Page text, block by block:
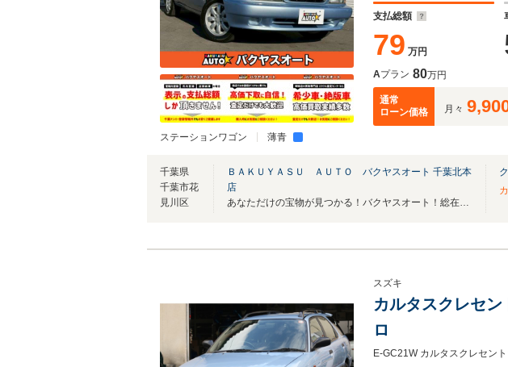
ステーションワゴン 薄青
支払総額
79 万円
Aプラン 80万円
通常
ローン価格
月々
千葉県
千葉市花
見川区
ＢＡＫＵＹＡＳＵ ＡＵＴＯ バクヤスオート 千葉北本
店
あなただけの宝物が見つかる！バクヤスオート！総在庫500台以上！希少車・絶版車も！
スズキ
カルタスクレセ
ロ
E-GC21W カルタスクレセン